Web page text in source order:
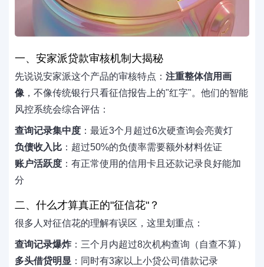
一、安家派贷款审核机制大揭秘
先说说安家派这个产品的审核特点： 注重整体信用画
像 ，不像传统银行只看征信报告上的"红字"。他们的智能
风控系统会综合评估：
查询记录集中度 ：最近3个月超过6次硬查询会亮黄灯
负债收入比 ：超过50%的负债率需要额外材料佐证
账户活跃度 ：有正常使用的信用卡且还款记录良好能加
分
二、什么才算真正的"征信花"？
很多人对征信花的理解有误区，这里划重点：
查询记录爆炸：三个月内超过8次机构查询（自查不算）
多头借贷明显 ：同时有3家以上小贷公司借款记录